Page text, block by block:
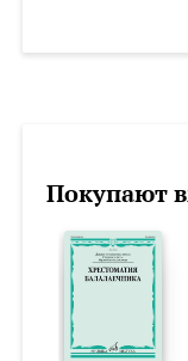
Покупают